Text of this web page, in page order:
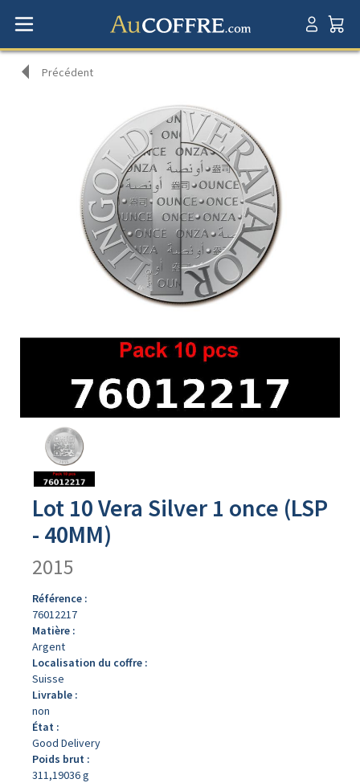
Précédent
produit
Lot 10 Vera Silver 1 once (LSP
- 40MM)
2015
Référence :
76012217
Matière :
Argent
Localisation du coffre :
Suisse
Livrable :
non
État :
Good Delivery
Poids brut :
311,19036 g